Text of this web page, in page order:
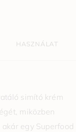
HASZNÁLAT
simító krém
miközben
egy Superfood